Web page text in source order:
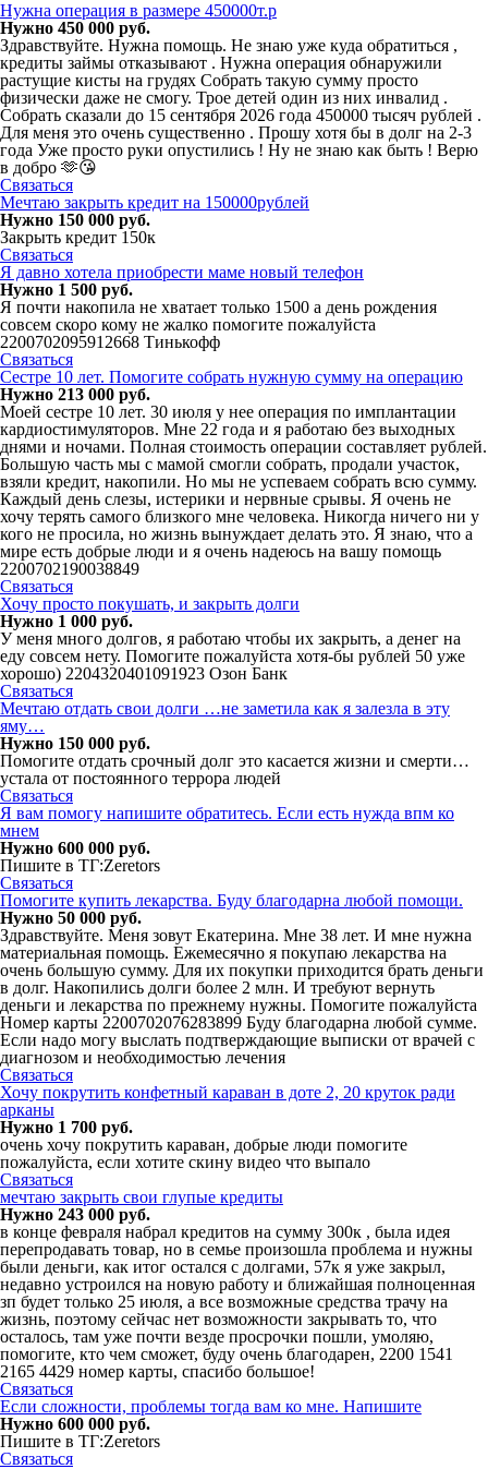
Нужна операция в размере 450000т.р
Нужно 450 000 руб.
Здравствуйте. Нужна помощь. Не знаю уже куда обратиться ,
кредиты займы отказывают . Нужна операция обнаружили
растущие кисты на грудях Собрать такую сумму просто
физически даже не смогу. Трое детей один из них инвалид .
Собрать сказали до 15 сентября 2026 года 450000 тысяч рублей .
Для меня это очень существенно . Прошу хотя бы в долг на 2-3
года Уже просто руки опустились ! Ну не знаю как быть ! Верю
в добро 🫶😘
Связаться
Мечтаю закрыть кредит на 150000рублей
Нужно 150 000 руб.
Закрыть кредит 150к
Связаться
Я давно хотела приобрести маме новый телефон
Нужно 1 500 руб.
Я почти накопила не хватает только 1500 а день рождения
совсем скоро кому не жалко помогите пожалуйста
2200702095912668 Тинькофф
Связаться
Сестре 10 лет. Помогите собрать нужную сумму на операцию
Нужно 213 000 руб.
Моей сестре 10 лет. 30 июля у нее операция по имплантации
кардиостимуляторов. Мне 22 года и я работаю без выходных
днями и ночами. Полная стоимость операции составляет рублей.
Большую часть мы с мамой смогли собрать, продали участок,
взяли кредит, накопили. Но мы не успеваем собрать всю сумму.
Каждый день слезы, истерики и нервные срывы. Я очень не
хочу терять самого близкого мне человека. Никогда ничего ни у
кого не просила, но жизнь вынуждает делать это. Я знаю, что а
мире есть добрые люди и я очень надеюсь на вашу помощь
2200702190038849
Связаться
Хочу просто покушать, и закрыть долги
Нужно 1 000 руб.
У меня много долгов, я работаю чтобы их закрыть, а денег на
еду совсем нету. Помогите пожалуйста хотя-бы рублей 50 уже
хорошо) 2204320401091923 Озон Банк
Связаться
Мечтаю отдать свои долги …не заметила как я залезла в эту
яму…
Нужно 150 000 руб.
Помогите отдать срочный долг это касается жизни и смерти…
устала от постоянного террора людей
Связаться
Я вам помогу напишите обратитесь. Если есть нужда впм ко
мнем
Нужно 600 000 руб.
Пишите в ТГ:Zeretors
Связаться
Помогите купить лекарства. Буду благодарна любой помощи.
Нужно 50 000 руб.
Здравствуйте. Меня зовут Екатерина. Мне 38 лет. И мне нужна
материальная помощь. Ежемесячно я покупаю лекарства на
очень большую сумму. Для их покупки приходится брать деньги
в долг. Накопились долги более 2 млн. И требуют вернуть
деньги и лекарства по прежнему нужны. Помогите пожалуйста
Номер карты 2200702076283899 Буду благодарна любой сумме.
Если надо могу выслать подтверждающие выписки от врачей с
диагнозом и необходимостью лечения
Связаться
Хочу покрутить конфетный караван в доте 2, 20 круток ради
арканы
Нужно 1 700 руб.
очень хочу покрутить караван, добрые люди помогите
пожалуйста, если хотите скину видео что выпало
Связаться
мечтаю закрыть свои глупые кредиты
Нужно 243 000 руб.
в конце февраля набрал кредитов на сумму 300к , была идея
перепродавать товар, но в семье произошла проблема и нужны
были деньги, как итог остался с долгами, 57к я уже закрыл,
недавно устроился на новую работу и ближайшая полноценная
зп будет только 25 июля, а все возможные средства трачу на
жизнь, поэтому сейчас нет возможности закрывать то, что
осталось, там уже почти везде просрочки пошли, умоляю,
помогите, кто чем сможет, буду очень благодарен, 2200 1541
2165 4429 номер карты, спасибо большое!
Связаться
Если сложности, проблемы тогда вам ко мне. Напишите
Нужно 600 000 руб.
Пишите в ТГ:Zeretors
Связаться